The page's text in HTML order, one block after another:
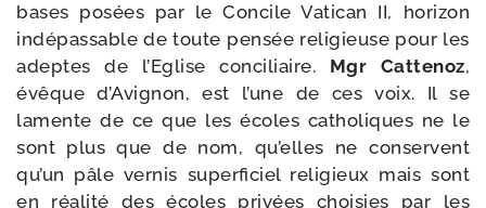
bases posées par le Concile Vatican II, hori­zon
indé­pas­sable de toute pen­sée reli­gieuse pour les
adeptes de l’Eglise conci­liaire. Mgr Cattenoz,
évêque d’Avignon, est l’une de ces voix. Il se
lamente de ce que les écoles catho­liques ne le
sont plus que de nom, qu’elles ne conservent
qu’un pâle ver­nis super­fi­ciel reli­gieux mais sont
en réa­li­té des écoles pri­vées choi­sies par les